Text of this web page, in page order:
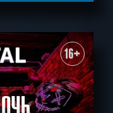
16+